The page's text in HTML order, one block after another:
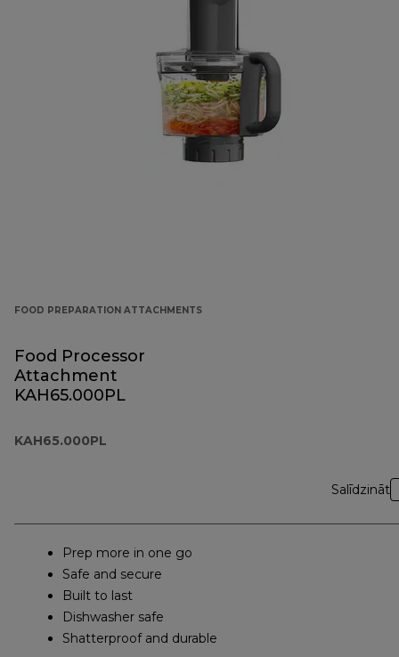
FOOD PREPARATION ATTACHMENTS
Food Processor
Attachment
KAH65.000PL
KAH65.000PL
Salīdzināt
Prep more in one go
Safe and secure
Built to last
Dishwasher safe
Shatterproof and durable